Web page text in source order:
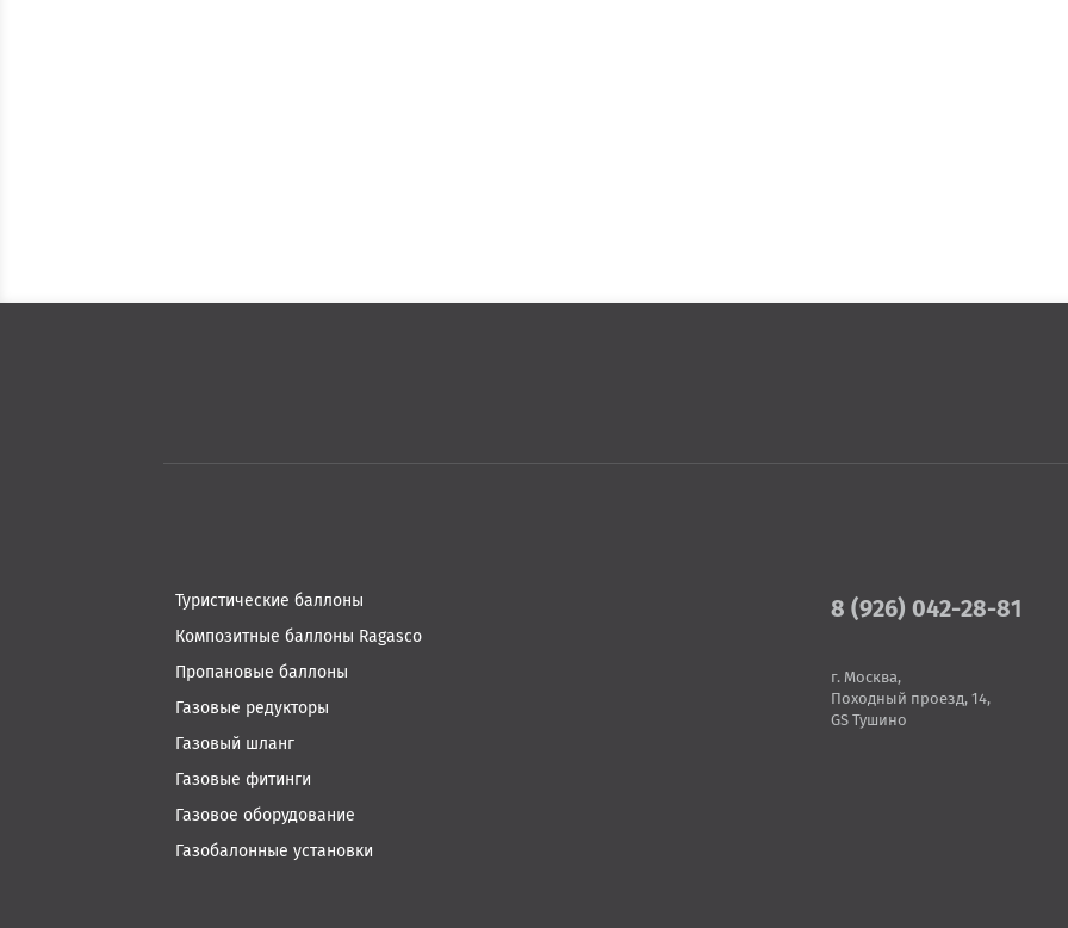
Туристические баллоны
Композитные баллоны Ragasco
Пропановые баллоны
Газовые редукторы
Газовый шланг
Газовые фитинги
Газовое оборудование
Газобалонные установки
8 (926) 042-28-81
г. Москва,
Походный проезд, 14,
GS Тушино